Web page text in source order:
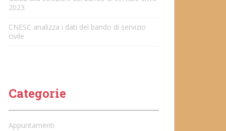
2023
CNESC analizza i dati del bando di servizio
civile
Categorie
Appuntamenti